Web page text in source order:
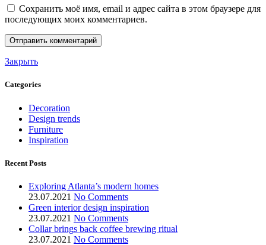
Сохранить моё имя, email и адрес сайта в этом браузере для
последующих моих комментариев.
Закрыть
Categories
Decoration
Design trends
Furniture
Inspiration
Recent Posts
Exploring Atlanta’s modern homes
23.07.2021 No Comments
Green interior design inspiration
23.07.2021 No Comments
Collar brings back coffee brewing ritual
23.07.2021 No Comments